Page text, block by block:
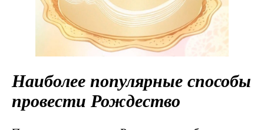
Наиболее популярные способы
провести Рождество